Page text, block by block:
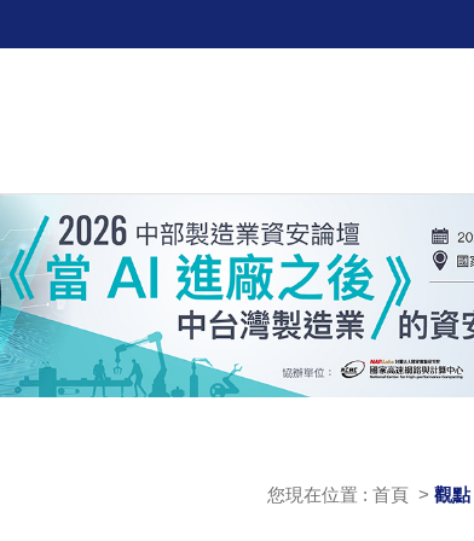
您現在位置 : 首頁 > 觀點